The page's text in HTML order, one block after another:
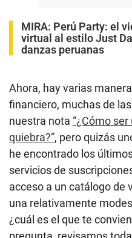
MIRA: Perú Party: el
virtual al estilo Just
danzas peruanas
Ahora, hay varias
financiero, muchas de
nuestra nota “¿Cómo
quiebra?”, pero quizás
he encontrado los
servicios de
acceso a un catálogo de
una relativamente
¿cuál es el que te